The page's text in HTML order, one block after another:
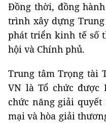
Đồng thời, đồng
trình xây dựng
phát triển kinh tế số
hội và Chính phủ.
Trung tâm Trọng tài
VN là Tổ chức được
chức năng giải
mại và hòa giải